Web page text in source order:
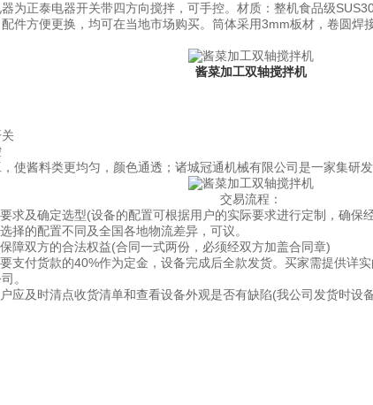
为正泰电器开关带四方向搅拌，可手控。材质：整机食品级
件方便更换，均可在当地市场购买。筒体采用3mm板材，卷圆焊
酱菜加工双轴搅拌机
酱料类更均匀，颜色通透；诸城冠通机械有限公司是一家集研发
交易流程：
及确定选型(设备的配置可根据用户的实际要求进行定制，确保
的配置不同及全国各地物流差异，可议。
双方的合法权益(合同一式两份，必须经双方加盖合同章)
付货款的40%作为定金，设备完成后全款发货。买家需提供详
。
及时清点收货清单和查看设备外观是否有缺陷(我公司发货时设